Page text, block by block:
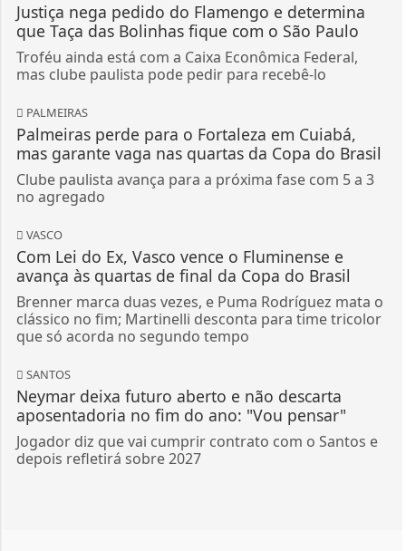
Justiça nega pedido do Flamengo e determina
que Taça das Bolinhas fique com o São Paulo
Troféu ainda está com a Caixa Econômica Federal,
mas clube paulista pode pedir para recebê-lo
PALMEIRAS
Palmeiras perde para o Fortaleza em Cuiabá,
mas garante vaga nas quartas da Copa do Brasil
Clube paulista avança para a próxima fase com 5 a 3
no agregado
VASCO
Com Lei do Ex, Vasco vence o Fluminense e
avança às quartas de final da Copa do Brasil
Brenner marca duas vezes, e Puma Rodríguez mata o
clássico no fim; Martinelli desconta para time tricolor
que só acorda no segundo tempo
SANTOS
Neymar deixa futuro aberto e não descarta
aposentadoria no fim do ano: "Vou pensar"
Jogador diz que vai cumprir contrato com o Santos e
depois refletirá sobre 2027